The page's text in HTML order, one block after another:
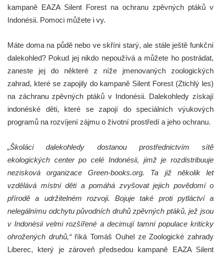
kampaně EAZA Silent Forest na ochranu zpěvných ptáků v
Indonésii. Pomoci můžete i vy.
Máte doma na půdě nebo ve skříni starý, ale stále ještě funkční
dalekohled? Pokud jej nikdo nepoužívá a můžete ho postrádat,
zaneste jej do některé z níže jmenovaných zoologických
zahrad, které se zapojily do kampaně Silent Forest (Ztichlý les)
na záchranu zpěvných ptáků v Indonésii. Dalekohledy získají
indonéské děti, které se zapojí do speciálních výukových
programů na rozvíjení zájmu o životní prostředí a jeho ochranu.
„Školáci dalekohledy dostanou prostřednictvím sítě
ekologických center po celé Indonésii, jimž je rozdistribuuje
nezisková organizace Green-books.org. Ta již několik let
vzdělává místní děti a pomáhá zvyšovat jejich povědomí o
přírodě a udržitelném rozvoji. Bojuje také proti pytláctví a
nelegálnímu odchytu původních druhů zpěvných ptáků, jež jsou
v Indonésii velmi rozšířené a decimují tamní populace kriticky
ohrožených druhů,“říká Tomáš Ouhel ze Zoologické zahrady
Liberec, který je zároveň předsedou kampaně EAZA Silent